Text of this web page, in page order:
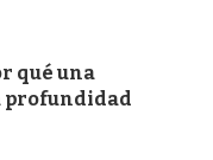
qué una
profundidad